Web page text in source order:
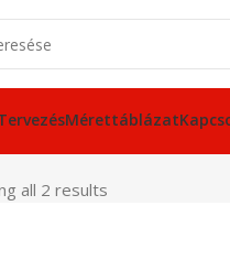
Mérettáblázat
all 2 results